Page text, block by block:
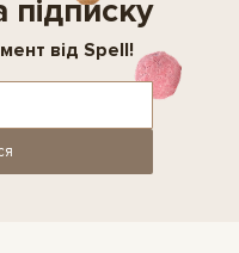
від Spell!